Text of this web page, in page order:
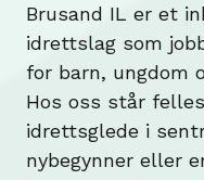
Brusand IL er et
idrettslag som
for barn, ungdom
Hos oss står
idrettsglede i
nybegynner eller